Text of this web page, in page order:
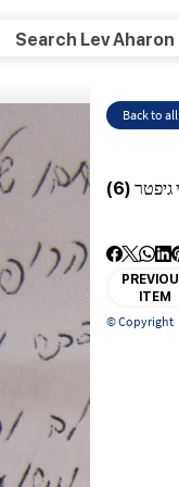
Back to all
(6)
ITEM
© Copyright